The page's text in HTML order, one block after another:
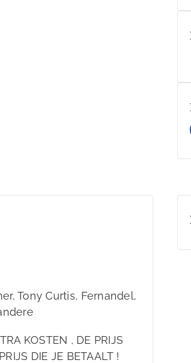
Tony Curtis, Fernandel,
KOSTEN , DE PRIJS
DIE JE BETAALT !